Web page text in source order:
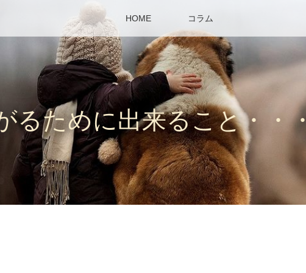
HOME コラム
るために出来ること・・